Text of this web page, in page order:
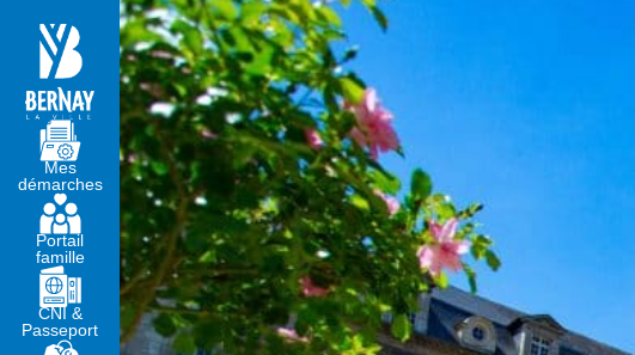
MA MAIRIE
Mes
démarches
Portail
famille
CNI &
Passeport